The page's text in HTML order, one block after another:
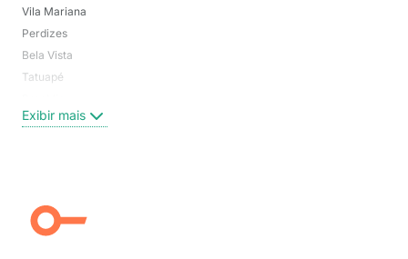
Vila Mariana
Perdizes
Bela Vista
Tatuapé
Centro
Campo Belo
Ipiranga
Exibir mais